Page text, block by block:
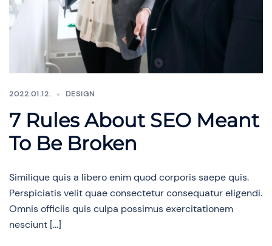
2022.01.12. DESIGN
7 Rules About SEO Meant
To Be Broken
Similique quis a libero enim quod corporis saepe quis.
Perspiciatis velit quae consectetur consequatur eligendi.
Omnis officiis quis culpa possimus exercitationem
nesciunt […]